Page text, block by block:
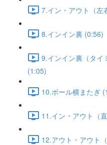
7.イン・アウト（左
8.インイン裏 (0:56)
9.インイン裏（タイ
(1:05)
10.ボール横またぎ
11.イン・アウト（
12.アウト・アウト